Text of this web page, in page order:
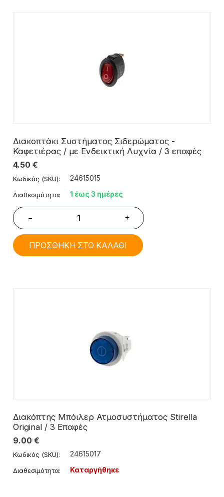
Διακοπτάκι Συστήματος Σιδερώματος -
Καφετιέρας / με Ενδεικτική Λυχνία / 3 επαφές
4.50 €
Κωδικός (SKU): 24615015
Διαθεσιμότητα: 1 έως 3 ημέρες
− +
ΠΡΟΣΘΗΚΗ ΣΤΟ ΚΑΛΑΘΙ
Διακόπτης Μπόιλερ Ατμοσυστήματος Stirella
Original / 3 Επαφές
9.00 €
Κωδικός (SKU): 24615017
Διαθεσιμότητα: Καταργήθηκε